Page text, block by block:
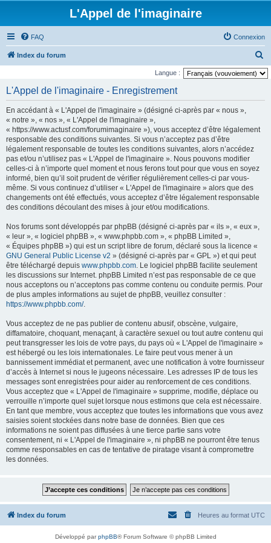
L'Appel de l'imaginaire
FAQ Connexion
Index du forum
e
Langue :
L'Appel de l'imaginaire - Enregistrement
En accédant à « L'Appel de l'imaginaire » (désigné ci-après par « nous »,
« notre », « nos », « L'Appel de l'imaginaire »,
« https://www.actusf.com/forumimaginaire »), vous acceptez d’être légalement
responsable des conditions suivantes. Si vous n’acceptez pas d’être
légalement responsable de toutes les conditions suivantes, alors n’accédez
pas et/ou n’utilisez pas « L'Appel de l'imaginaire ». Nous pouvons modifier
celles-ci à n’importe quel moment et nous ferons tout pour que vous en soyez
informé, bien qu’il soit prudent de vérifier régulièrement celles-ci par vous-
même. Si vous continuez d’utiliser « L'Appel de l'imaginaire » alors que des
changements ont été effectués, vous acceptez d’être légalement responsable
des conditions découlant des mises à jour et/ou modifications.
Nos forums sont développés par phpBB (désigné ci-après par « ils », « eux »,
« leur », « logiciel phpBB », « www.phpbb.com », « phpBB Limited »,
« Équipes phpBB ») qui est un script libre de forum, déclaré sous la licence «
GNU General Public License v2 » (désigné ci-après par « GPL ») et qui peut
être téléchargé depuis www.phpbb.com. Le logiciel phpBB facilite seulement
les discussions sur Internet. phpBB Limited n’est pas responsable de ce que
nous acceptons ou n’acceptons pas comme contenu ou conduite permis. Pour
de plus amples informations au sujet de phpBB, veuillez consulter :
https://www.phpbb.com/.
Vous acceptez de ne pas publier de contenu abusif, obscène, vulgaire,
diffamatoire, choquant, menaçant, à caractère sexuel ou tout autre contenu qui
peut transgresser les lois de votre pays, du pays où « L'Appel de l'imaginaire »
est hébergé ou les lois internationales. Le faire peut vous mener à un
bannissement immédiat et permanent, avec une notification à votre fournisseur
d’accès à Internet si nous le jugeons nécessaire. Les adresses IP de tous les
messages sont enregistrées pour aider au renforcement de ces conditions.
Vous acceptez que « L'Appel de l'imaginaire » supprime, modifie, déplace ou
verrouille n’importe quel sujet lorsque nous estimons que cela est nécessaire.
En tant que membre, vous acceptez que toutes les informations que vous avez
saisies soient stockées dans notre base de données. Bien que ces
informations ne soient pas diffusées à une tierce partie sans votre
consentement, ni « L'Appel de l'imaginaire », ni phpBB ne pourront être tenus
comme responsables en cas de tentative de piratage visant à compromettre
les données.
Index du forum Heures au format UTC
Développé parphpBB® Forum Software © phpBB Limited